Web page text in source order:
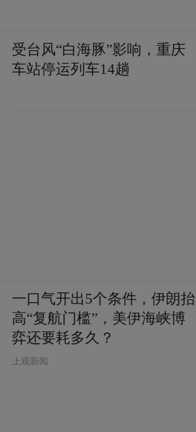
受台风“白海豚”影响，重庆
车站停运列车14趟
一口气开出5个条件，伊朗抬
高“复航门槛”，美伊海峡博
弈还要耗多久？
上观新闻